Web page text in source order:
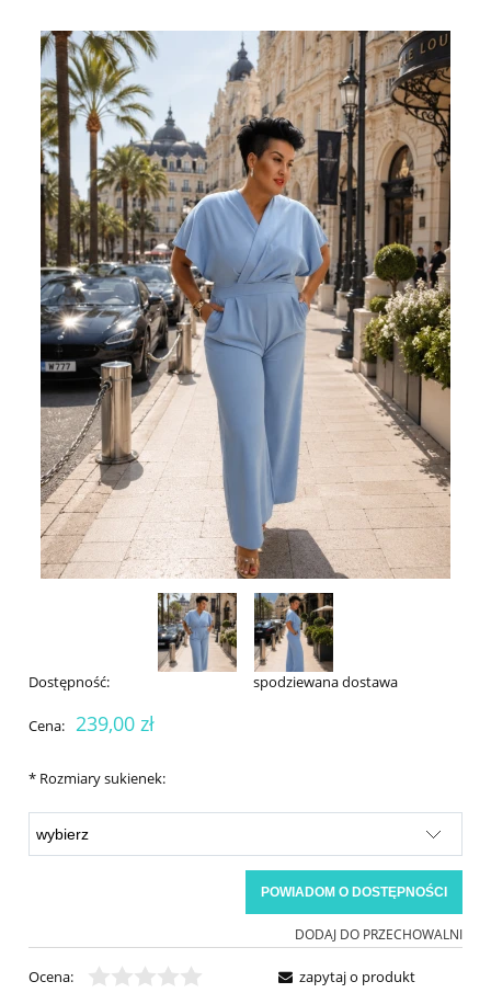
Dostępność: spodziewana dostawa
Cena: 239,00 zł
* Rozmiary sukienek:
POWIADOM O DOSTĘPNOŚCI
DODAJ DO PRZECHOWALNI
Ocena:
zapytaj o produkt